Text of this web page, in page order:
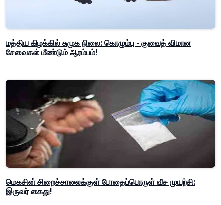
மத்திய கிழக்கில் சுமுக நிலை: கொழும்பு - குவைத் விமான
சேவைகள் மீண்டும் ஆரம்பம்!
மெகசின் சிறைச்சாலைக்குள் போதைப்பொருள் வீச முயற்சி:
இருவர் கைது!